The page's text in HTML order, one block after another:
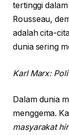
tertinggi
Rousseau,
adalah cita-
dunia sering
Karl Marx:
Dalam dunia
menggema.
masyarakat